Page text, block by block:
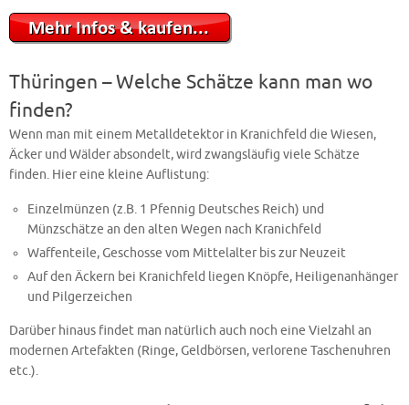
Thüringen – Welche Schätze kann man wo
finden?
Wenn man mit einem Metalldetektor in Kranichfeld die Wiesen,
Äcker und Wälder absondelt, wird zwangsläufig viele Schätze
finden. Hier eine kleine Auflistung:
Einzelmünzen (z.B. 1 Pfennig Deutsches Reich) und
Münzschätze an den alten Wegen nach Kranichfeld
Waffenteile, Geschosse vom Mittelalter bis zur Neuzeit
Auf den Äckern bei Kranichfeld liegen Knöpfe, Heiligenanhänger
und Pilgerzeichen
Darüber hinaus findet man natürlich auch noch eine Vielzahl an
modernen Artefakten (Ringe, Geldbörsen, verlorene Taschenuhren
etc.).